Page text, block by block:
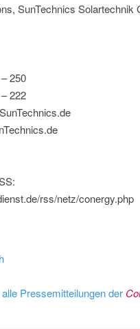
SunTechnics Solartechnik
250
222
rss/netz/conergy.php
Pressemitteilungen der